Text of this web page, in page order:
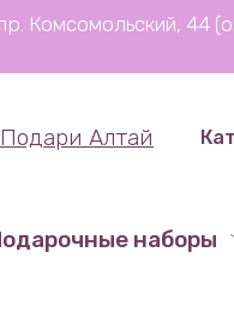
Комсомольский, 44
наборы